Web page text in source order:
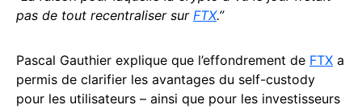
pas de tout recentraliser sur FTX.”
Pascal Gauthier explique que l’effondrement de FTX a
permis de clarifier les avantages du self-custody
pour les utilisateurs – ainsi que pour les investisseurs